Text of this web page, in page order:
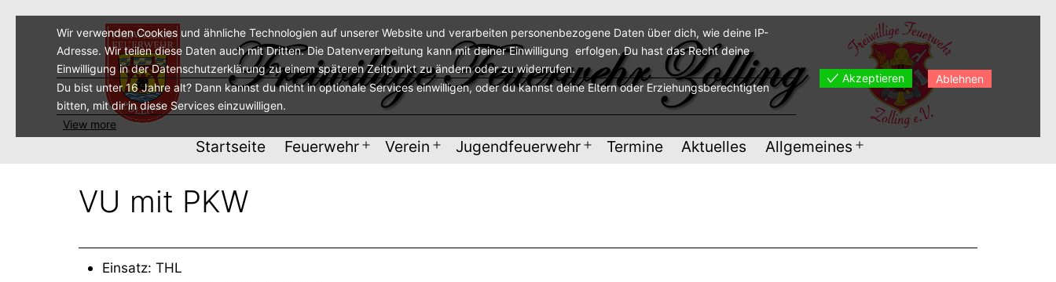
Startseite Feuerwehr MenüVerein MenüJugendfeuerwehr MenüTermine Aktuelles Allgemeines Menü
VU mit PKW
Einsatz: THL
Wir verwenden Cookies und ähnliche Technologien auf unserer Website und verarbeiten personenbezogene Daten über dich, wie deine IP-
Adresse. Wir teilen diese Daten auch mit Dritten. Die Datenverarbeitung kann mit deiner Einwilligung erfolgen. Du hast das Recht deine
Einwilligung in der Datenschutzerklärung zu einem späteren Zeitpunkt zu ändern oder zu widerrufen.
Du bist unter 16 Jahre alt? Dann kannst du nicht in optionale Services einwilligen, oder du kannst deine Eltern oder Erziehungsberechtigten
bitten, mit dir in diese Services einzuwilligen.
View more
Akzeptieren Ablehnen